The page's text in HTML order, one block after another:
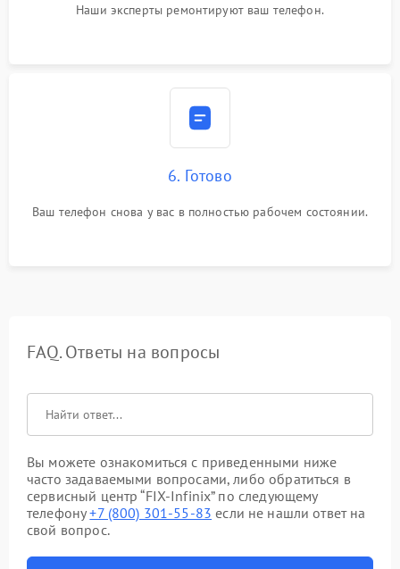
Наши эксперты ремонтируют ваш телефон.
6. Готово
Ваш телефон снова у вас в полностью рабочем состоянии.
FAQ. Ответы на вопросы
Вы можете ознакомиться с приведенными ниже
часто задаваемыми вопросами, либо обратиться в
сервисный центр “FIX-Infinix” по следующему
телефону+7 (800) 301-55-83 если не нашли ответ на
свой вопрос.